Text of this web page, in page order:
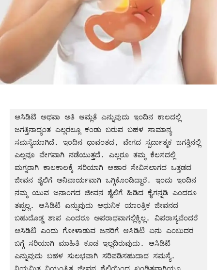
ಆಸಿಡಿಟಿ ಅಥವಾ ಅತಿ ಆಮ್ಲತೆ ಎನ್ನುವುದು ಇಂದಿನ ಕಾಲದಲ್ಲಿ
ಜಗತ್ತಿನಾದ್ಯಂತ ಎಲ್ಲರಲ್ಲೂ ಕಂಡು ಬರುವ ಬಹಳ ಸಾಮಾನ್ಯ
ಸಮಸ್ಯೆಯಾಗಿದೆ. ಇಂದಿನ ಧಾವಂತದ, ವೇಗದ ಸ್ಪರ್ದಾತ್ಮಕ ಜಗತ್ತಿನಲ್ಲಿ
ಎಲ್ಲವೂ ವೇಗವಾಗಿ ನಡೆಯುತ್ತದೆ. ಎಲ್ಲರೂ ತಮ್ಮ ಕೆಲಸದಲ್ಲಿ
ಮಗ್ನರಾಗಿ ಕಾಲಕಾಲಕ್ಕೆ ಸರಿಯಾಗಿ ಆಹಾರ ಸೇವಿಸಲಾಗದ ಒತ್ತಡದ
ಜೀವನ ಶೈಲಿಗೆ ಅನಿವಾರ್ಯವಾಗಿ ಒಗ್ಗಿಕೊಂಡಿದ್ದಾರೆ. ಇಂದು ಇಂದಿನ
ನಮ್ಮ ಯುವ ಜನಾಂಗದ ಜೀವನ ಶೈಲಿಗೆ ಹಿಡಿದ ಕೈಗನ್ನಡಿ ಎಂದರೂ
ತಪ್ಪಲ್ಲ. ಆಸಿಡಿಟಿ ಎನ್ನುವುದು ಆಧುನಿಕ ಯಾಂತ್ರಿಕ ಜೀವನದ
ಬಹುದೊಡ್ಡ ಶಾಪ ಎಂದರೂ ಅಪರಾಧವಾಗಲ್ಲಿಕ್ಕಿಲ್ಲ. ವಿಪರಾಸ್ಯವೆಂದರೆ
ಆಸಿಡಿಟಿ ಎಂದು ಗೋಳಾಡುವ ಜನರಿಗೆ ಆಸಿಡಿಟಿ ಏನು ಎಂಬುದರ
ಬಗ್ಗೆ ಸರಿಯಾಗಿ ಮಾಹಿತಿ ಕೂಡ ಇಲ್ಲದಿರುವುದು. ಆಸಿಡಿಟಿ
ಎನ್ನುವುದು ಬಹಳ ಸುಲಭವಾಗಿ ಸರಿಪಡಿಸಹುದಾದ ಸಮಸ್ಯೆ.